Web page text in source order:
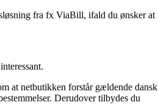
fra fx ViaBill, ifald du ønsker at
at netbutikken forstår gældende dansk
Derudover tilbydes du